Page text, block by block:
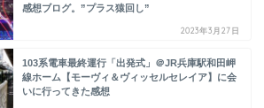
感想ブログ。”プラス猿回し”
2023年3月27日
103系電車最終運行「出発式」＠JR兵庫駅和田岬
線ホーム【モーヴィ＆ヴィッセルセレイア】に会
いに行ってきた感想